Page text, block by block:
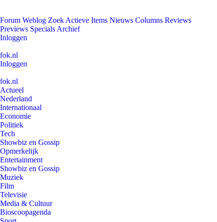
Forum Weblog Zoek Actieve Items Nieuws Columns Reviews
Previews Specials Archief
Inloggen
fok.nl
Inloggen
fok.nl
Actueel
Nederland
Internationaal
Economie
Politiek
Tech
Showbiz en Gossip
Opmerkelijk
Entertainment
Showbiz en Gossip
Muziek
Film
Televisie
Media & Cultuur
Bioscoopagenda